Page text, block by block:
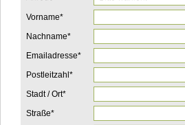
Pflichtfeld
Vorname*
Pflichtfeld
Nachname*
Pflichtfeld
Emailadresse*
Pflichtfeld
Postleitzahl *
Pflichtfeld
Stadt / Ort*
Pflichtfeld
Straße*